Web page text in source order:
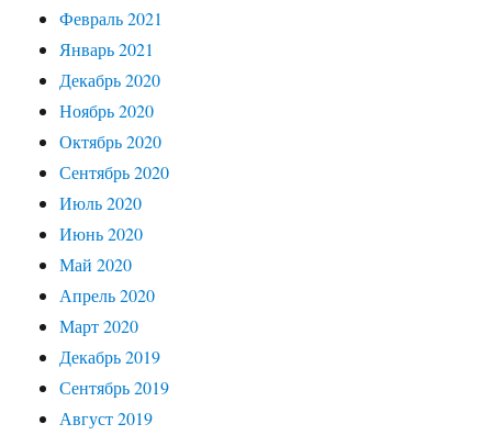
Февраль 2021
Январь 2021
Декабрь 2020
Ноябрь 2020
Октябрь 2020
Сентябрь 2020
Июль 2020
Июнь 2020
Май 2020
Апрель 2020
Март 2020
Декабрь 2019
Сентябрь 2019
Август 2019